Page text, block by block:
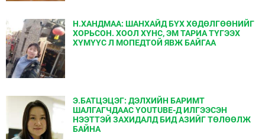
Н.ХАНДМАА: ШАНХАЙД БҮХ ХӨДӨЛГӨӨНИЙГ
ХОРЬСОН. ХООЛ ХҮНС, ЭМ ТАРИА ТҮГЭЭХ
ХҮМҮҮС Л МОПЕДТОЙ ЯВЖ БАЙГАА
Э.БАТЦЭЦЭГ: ДЭЛХИЙН БАРИМТ
ШАЛГАГЧДААС YOUTUBE-Д ИЛГЭЭСЭН
НЭЭТТЭЙ ЗАХИДАЛД БИД АЗИЙГ ТӨЛӨӨЛЖ
БАЙНА